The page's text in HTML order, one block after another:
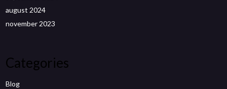
august 2024
november 2023
Categories
Blog